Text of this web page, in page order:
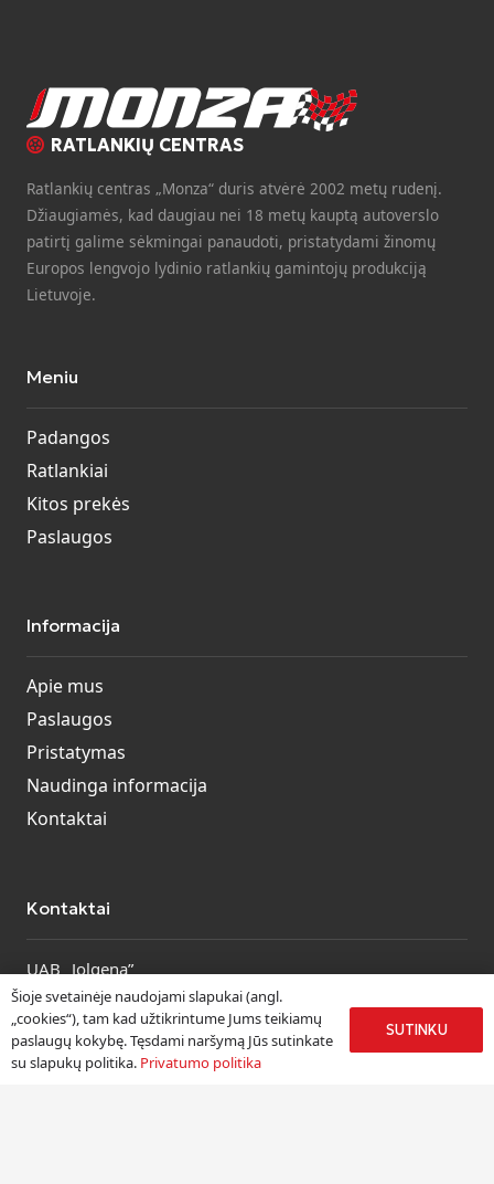
RATLANKIŲ CENTRAS
Ratlankių centras „Monza“ duris atvėrė 2002 metų rudenį.
Džiaugiamės, kad daugiau nei 18 metų kauptą autoverslo
patirtį galime sėkmingai panaudoti, pristatydami žinomų
Europos lengvojo lydinio ratlankių gamintojų produkciją
Lietuvoje.
Meniu
Padangos
Ratlankiai
Kitos prekės
Paslaugos
Informacija
Apie mus
Paslaugos
Pristatymas
Naudinga informacija
Kontaktai
Kontaktai
UAB „Jolgena”
Kodas: 125668396.
PVM mokėtojo kodas: LT256683917.
Duomenų tvarkytojas: Juridinių asmenų registras.
Sąskaitos nr.: LT96 7300 0100 0244 4959,
Šioje svetainėje naudojami slapukai (angl.
„cookies“), tam kad užtikrintume Jums teikiamų
paslaugų kokybę. Tęsdami naršymą Jūs sutinkate
su slapukų politika. Privatumo politika
SUTINKU